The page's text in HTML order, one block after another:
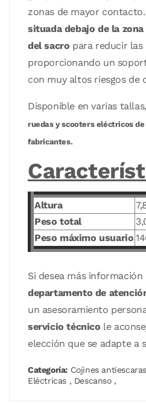
zonas de mayor contacto.
situada debajo de la
del sacro para reducir las
proporcionando un
con muy altos riesgos de
Disponible en varias
ruedas y scooters eléctricos
fabricantes.
Altura
Peso total
Peso máximo usuario
Si desea más
departamento de
un asesoramiento
servicio técnico le
elección que se adapte a
Categoría: Cojines antiescaras
Eléctricas , Descanso,